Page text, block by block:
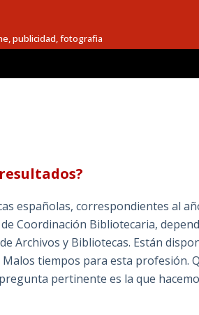
publicidad, fotografia
españolas, correspondientes al
Coordinación Bibliotecaria,
Archivos y Bibliotecas. Están
tiempos para esta profesión.
pertinente es la que